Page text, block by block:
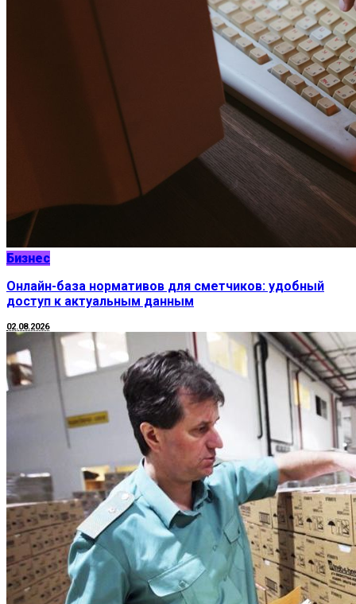
Бизнес
Онлайн-база нормативов для сметчиков: удобный
доступ к актуальным данным
02.08.2026